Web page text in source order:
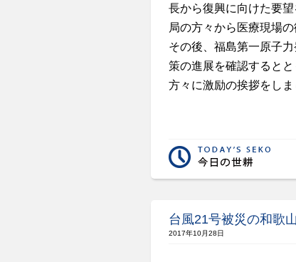
長から復興に向けた要
局の方々から医療現場
その後、福島第一原子
策の進展を確認すると
方々に激励の挨拶をしま
台風21号被災の和歌
2017年10月28日